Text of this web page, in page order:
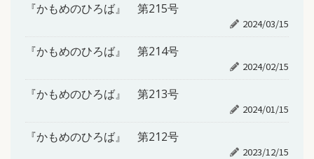
『かもめのひろば』 第215号
2024/03/15
『かもめのひろば』 第214号
2024/02/15
『かもめのひろば』 第213号
2024/01/15
『かもめのひろば』 第212号
2023/12/15